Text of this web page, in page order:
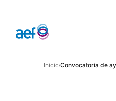
Inicio›Convocatoria de